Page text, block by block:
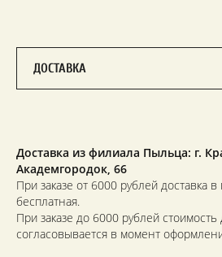
Доставка из филиала Пыльца: г.
Академгородок, 66
При заказе от 6000 рублей доставка
бесплатная.
При заказе до 6000 рублей стоимость
согласовывается в момент